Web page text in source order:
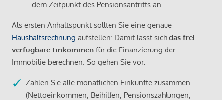
dem Zeitpunkt des Pensionsantritts an.
Als ersten Anhaltspunkt sollten Sie eine genaue
Haushaltsrechnung aufstellen: Damit lässt sich das frei
verfügbare Einkommen für die Finanzierung der
Immobilie berechnen. So gehen Sie vor:
Zählen Sie alle monatlichen Einkünfte zusammen
(Nettoeinkommen, Beihilfen, Pensionszahlungen,